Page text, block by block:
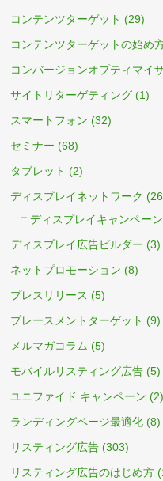
コンテンツターゲット (29)
コンテンツターゲットの始め
コンバージョンオプティマイ
サイトリターゲティング (1)
スマートフォン (32)
セミナー (68)
タブレット (2)
ディスプレイネットワーク
ディスプレイキャンペー
ディスプレイ広告ビルダー (3)
ネットプロモーション (8)
プレスリリース (5)
プレースメントターゲット (9)
メルマガコラム (5)
モバイルリスティング広告 (5)
ユニファイド キャンペーン (2)
ランディングページ最適化 (8)
リスティング広告 (303)
リスティング広告のはじめ方